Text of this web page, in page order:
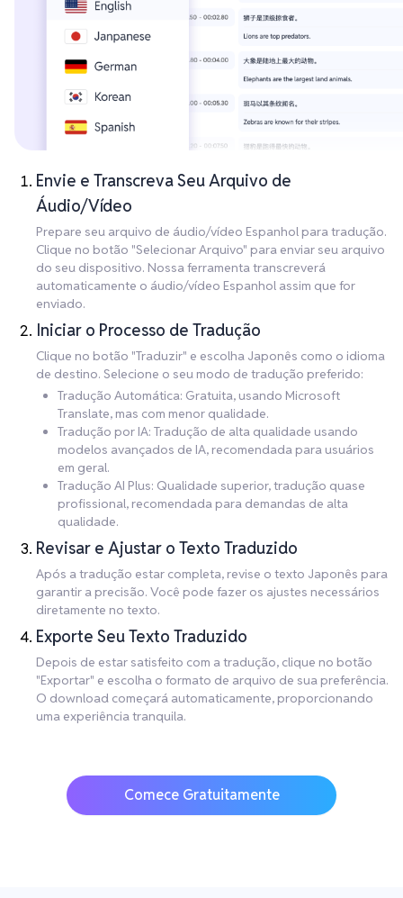
Envie e Transcreva Seu Arquivo de
Áudio/Vídeo
Prepare seu arquivo de áudio/vídeo Espanhol para tradução.
Clique no botão "Selecionar Arquivo" para enviar seu arquivo
do seu dispositivo. Nossa ferramenta transcreverá
automaticamente o áudio/vídeo Espanhol assim que for
enviado.
Iniciar o Processo de Tradução
Clique no botão "Traduzir" e escolha Japonês como o idioma
de destino. Selecione o seu modo de tradução preferido:
Tradução Automática: Gratuita, usando Microsoft
Translate, mas com menor qualidade.
Tradução por IA: Tradução de alta qualidade usando
modelos avançados de IA, recomendada para usuários
em geral.
Tradução AI Plus: Qualidade superior, tradução quase
profissional, recomendada para demandas de alta
qualidade.
Revisar e Ajustar o Texto Traduzido
Após a tradução estar completa, revise o texto Japonês para
garantir a precisão. Você pode fazer os ajustes necessários
diretamente no texto.
Exporte Seu Texto Traduzido
Depois de estar satisfeito com a tradução, clique no botão
"Exportar" e escolha o formato de arquivo de sua preferência.
O download começará automaticamente, proporcionando
uma experiência tranquila.
Comece Gratuitamente